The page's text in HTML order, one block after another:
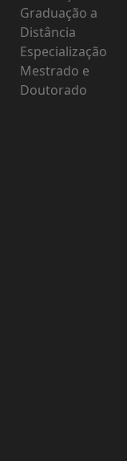
Graduação a
Distância
Especialização
Mestrado e
Doutorado